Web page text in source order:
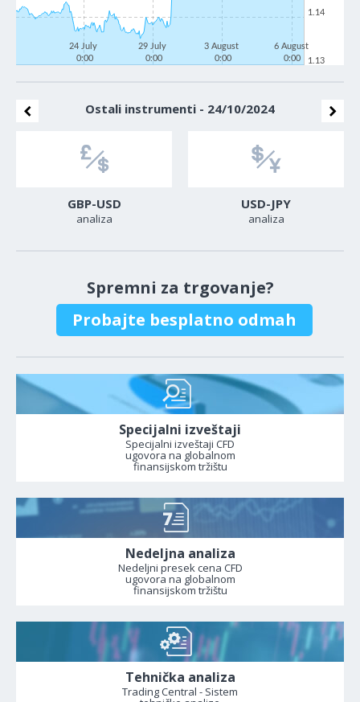
24 July
0:00
29 July
0:00
3 August
0:00
6 August
0:00
1.13
1.14
Ostali instrumenti - 24/10/2024
GBP-USD
analiza
USD-JPY
analiza
Spremni za trgovanje?
Probajte besplatno odmah
Specijalni izveštaji
Specijalni izveštaji CFD
ugovora na globalnom
finansijskom tržištu
Nedeljna analiza
Nedeljni presek cena CFD
ugovora na globalnom
finansijskom tržištu
Tehnička analiza
Trading Central - Sistem